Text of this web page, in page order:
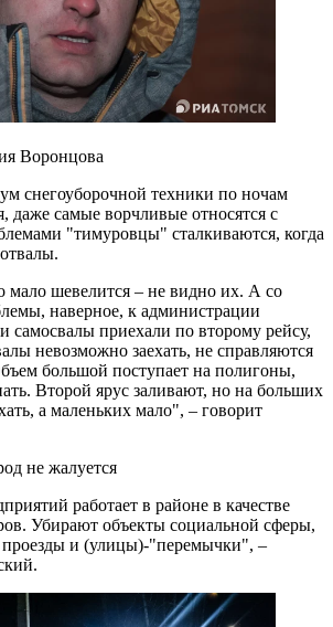
Воронцова
снегоуборочной техники по ночам
даже самые ворчливые относятся с
"тимуровцы" сталкиваются, когда
шевелится – не видно их. А со
наверное, к администрации
самосвалы приехали по второму рейсу,
невозможно заехать, не справляются
большой поступает на полигоны,
Второй ярус заливают, но на больших
а маленьких мало", – говорит
не жалуется
работает в районе в качестве
Убирают объекты социальной сферы,
проезды и (улицы)-"перемычки", –